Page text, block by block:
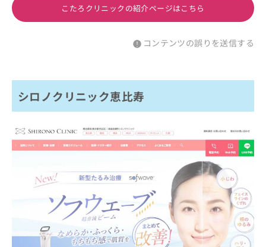
こたろクリニックの紹介ページはこちら
コンテンツの誤りを送信する
シロノクリニック恵比寿